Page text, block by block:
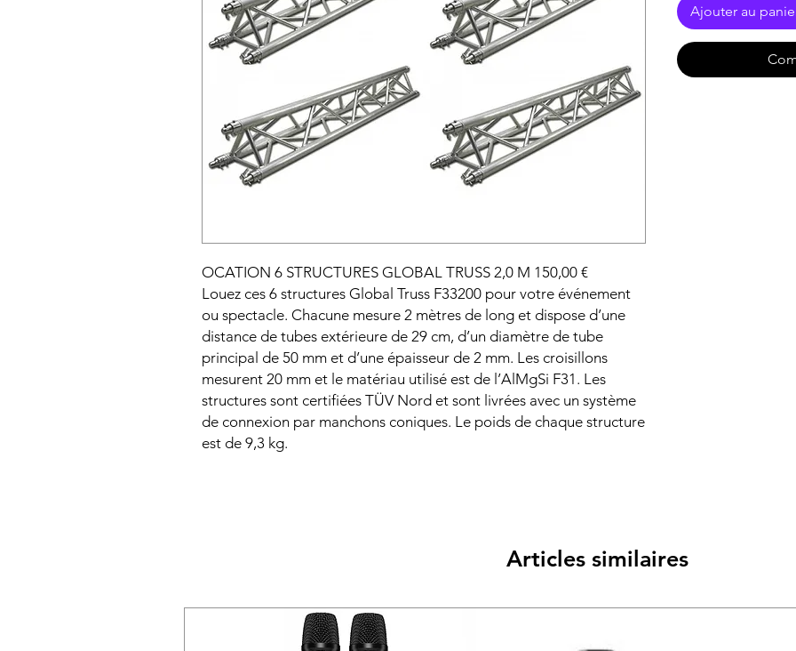
OCATION 6 STRUCTURES GLOBAL TRUSS 2,0 M 150,00 €
Louez ces 6 structures Global Truss F33200 pour votre événement
ou spectacle. Chacune mesure 2 mètres de long et dispose d’une
distance de tubes extérieure de 29 cm, d’un diamètre de tube
principal de 50 mm et d’une épaisseur de 2 mm. Les croisillons
mesurent 20 mm et le matériau utilisé est de l’AlMgSi F31. Les
structures sont certifiées TÜV Nord et sont livrées avec un système
de connexion par manchons coniques. Le poids de chaque structure
est de 9,3 kg.
Ajouter au
Articles similaires